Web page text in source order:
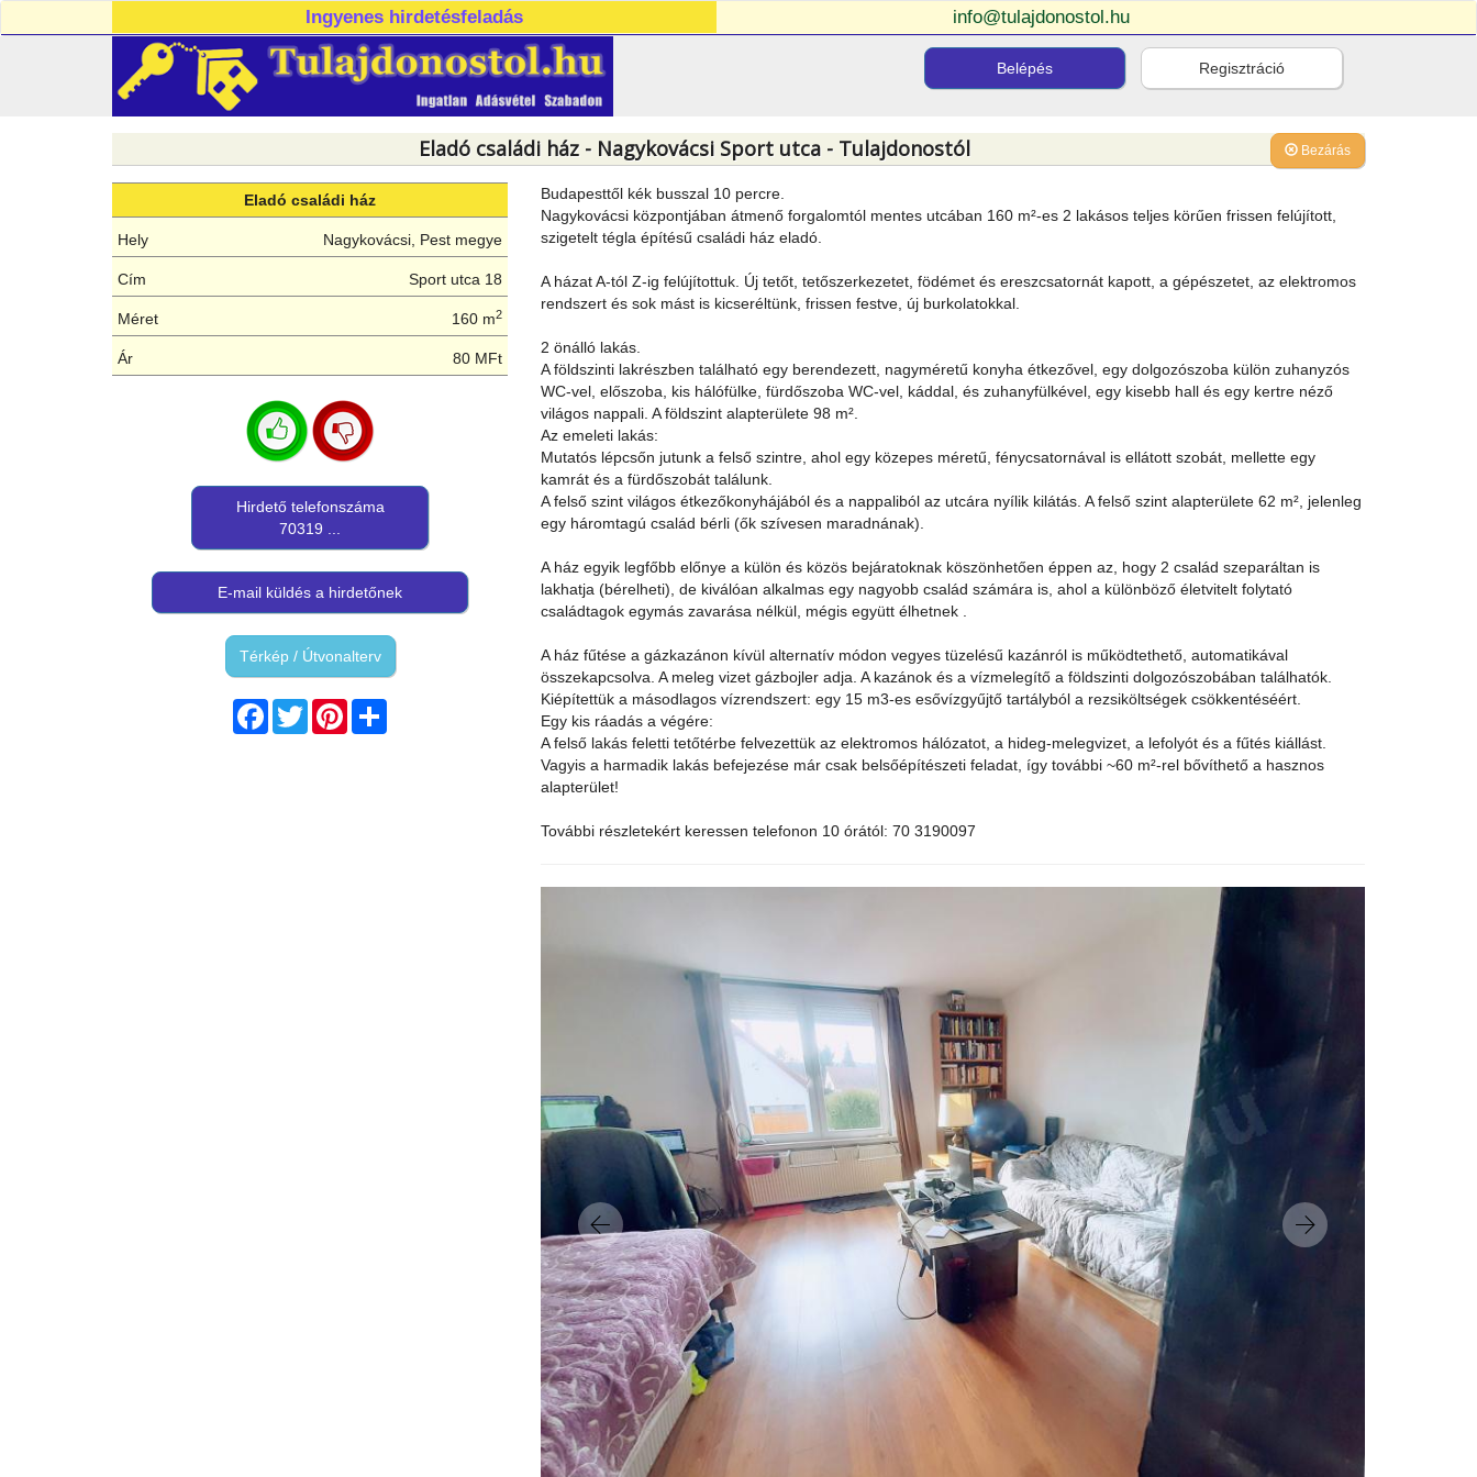
Ingyenes hirdetésfeladás info@tulajdonostol.hu
Belépés Regisztráció
Bezárás
Eladó családi ház - Nagykovácsi Sport utca - Tulajdonostól
Eladó családi ház
Hely Nagykovácsi, Pest megye
Cím Sport utca 18
Méret 160 m2
Ár 80 MFt
Hirdető telefonszáma
70319 ...
E-mail küldés a hirdetőnek
Térkép / Útvonalterv
Facebook
TwitterPinterest
Budapesttől kék busszal 10 percre.
Nagykovácsi központjában átmenő forgalomtól mentes utcában 160 m²-es 2 lakásos teljes körűen frissen felújított,
szigetelt tégla építésű családi ház eladó.
A házat A-tól Z-ig felújítottuk. Új tetőt, tetőszerkezetet, födémet és ereszcsatornát kapott, a gépészetet, az elektromos
rendszert és sok mást is kicseréltünk, frissen festve, új burkolatokkal.
2 önálló lakás.
A földszinti lakrészben található egy berendezett, nagyméretű konyha étkezővel, egy dolgozószoba külön zuhanyzós
WC-vel, előszoba, kis hálófülke, fürdőszoba WC-vel, káddal, és zuhanyfülkével, egy kisebb hall és egy kertre néző
világos nappali. A földszint alapterülete 98 m².
Az emeleti lakás:
Mutatós lépcsőn jutunk a felső szintre, ahol egy közepes méretű, fénycsatornával is ellátott szobát, mellette egy
kamrát és a fürdőszobát találunk.
A felső szint világos étkezőkonyhájából és a nappaliból az utcára nyílik kilátás. A felső szint alapterülete 62 m², jelenleg
egy háromtagú család bérli (ők szívesen maradnának).
A ház egyik legfőbb előnye a külön és közös bejáratoknak köszönhetően éppen az, hogy 2 család szeparáltan is
lakhatja (bérelheti), de kiválóan alkalmas egy nagyobb család számára is, ahol a különböző életvitelt folytató
családtagok egymás zavarása nélkül, mégis együtt élhetnek .
A ház fűtése a gázkazánon kívül alternatív módon vegyes tüzelésű kazánról is működtethető, automatikával
összekapcsolva. A meleg vizet gázbojler adja. A kazánok és a vízmelegítő a földszinti dolgozószobában találhatók.
Kiépítettük a másodlagos vízrendszert: egy 15 m3-es esővízgyűjtő tartályból a rezsiköltségek csökkentéséért.
Egy kis ráadás a végére:
A felső lakás feletti tetőtérbe felvezettük az elektromos hálózatot, a hideg-melegvizet, a lefolyót és a fűtés kiállást.
Vagyis a harmadik lakás befejezése már csak belsőépítészeti feladat, így további ~60 m²-rel bővíthető a hasznos
alapterület!
További részletekért keressen telefonon 10 órától: 70 3190097